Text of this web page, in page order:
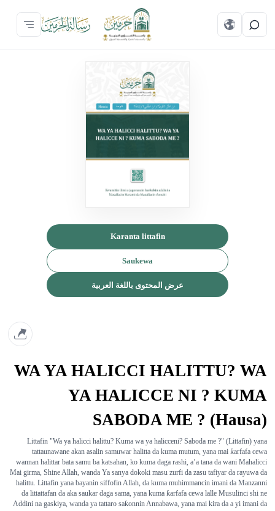
Karanta littafin
Saukewa
عرض المحتوى باللغة العربية
WA YA HALICCI HALITTU? WA
YA HALICCE NI ? KUMA
SABODA ME ? (Hausa)
Littafin "Wa ya halicci halittu? Kuma wa ya halicceni? Saboda me ?" (Littafin) yana
tattaunawane akan asalin samuwar halitta da kuma mutum, yana mai ƙarfafa cewa
wannan halittar bata samu ba katsahan, ko kuma daga rashi, a’a tana da wani Mahalicci
Mai girma, Shine Allah, wanda Ya sanya dokoki masu zurfi da zasu tafiyar da rayuwa da
halittu. Littafin yana bayanin siffofin Allah, da kuma muhimmancin imani da Manzanni
da littattafan da aka saukar daga sama, yana kuma ƙarfafa cewa lalle Musulinci shi ne
Addini na gaskiya, wanda ya tattaro saƙonnin Annabawa, yana mai kira da a yi imani da